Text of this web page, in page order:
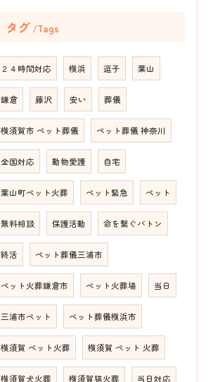
タグ Tags
２４時間対応 横浜 逗子 葉山
鎌倉 藤沢 安い 葬儀
横須賀市 ペット葬儀 ペット葬儀 神奈川
全国対応 動物愛護 自宅
葉山町ペット火葬 ペット緊急 ペット
無料相談 保護活動 命を繋ぐバトン
終活 ペット葬儀三浦市
ペット火葬鎌倉市 ペット火葬場 当日
三浦市ペット ペット葬儀横浜市
横須賀 ペット火葬 横須賀 ペット 火葬
横須賀犬火葬 横須賀猫火葬 当日対応